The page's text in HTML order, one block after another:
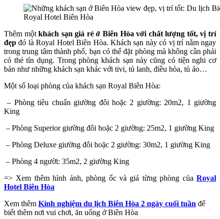
Royal Hotel Biên Hòa
Thêm mộtkhách sạn giá rẻ ở Biên Hòa với chất lượng tốt, vị trí
đẹp đó là Royal Hotel Biên Hòa. Khách sạn này có vị trí nằm ngay
trong trung tâm thành phố, bạn có thể đặt phòng mà không cần phải
có thẻ tín dụng. Trong phòng khách sạn này cũng có tiện nghi cơ
bản như những khách sạn khác với tivi, tủ lanh, điều hòa, tủ áo…
Một số loại phòng của khách sạn Royal Biên Hòa:
– Phòng tiêu chuẩn giường đôi hoặc 2 giường: 20m2, 1 giường
King
– Phòng Superior giường đôi hoặc 2 giường: 25m2, 1 giường King
– Phòng Deluxe giường đôi hoặc 2 giường: 30m2, 1 giường King
– Phòng 4 người: 35m2, 2 giường King
=> Xem thêm hình ảnh, phòng ốc và giá từng phòng của Royal
Hotel Biên Hòa
Xem thêm Kinh nghiệm du lịch Biên Hòa 2 ngày cuối tuần để
biết thêm nơi vui chơi, ăn uống ở Biên Hòa